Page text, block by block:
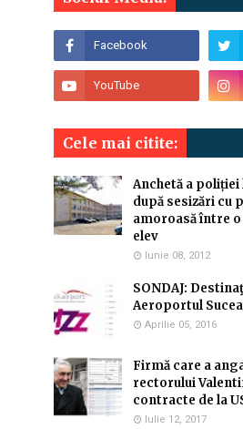
Cele mai citite:
Anchetă a poliției
după sesizări cu
amoroasă între
elev
Iunie 08, 2012
SONDAJ:
Aeroportul
Aprilie 05, 2016
Firmă care a
rectorului
contracte de la
Iulie 12, 2017